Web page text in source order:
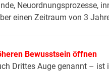
Neuordnungsprozesse,
einen Zeitraum von 3
Bewusstsein öffnen
Drittes Auge genannt –